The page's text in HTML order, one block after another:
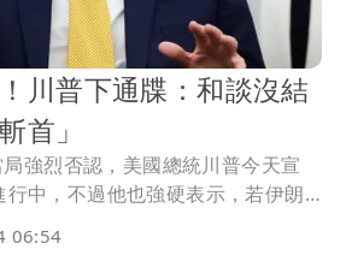
川普下通牒：和談沒結
首」
強烈否認，美國總統川普今天宣
行中，不過他也強硬表示，若伊朗
06:54